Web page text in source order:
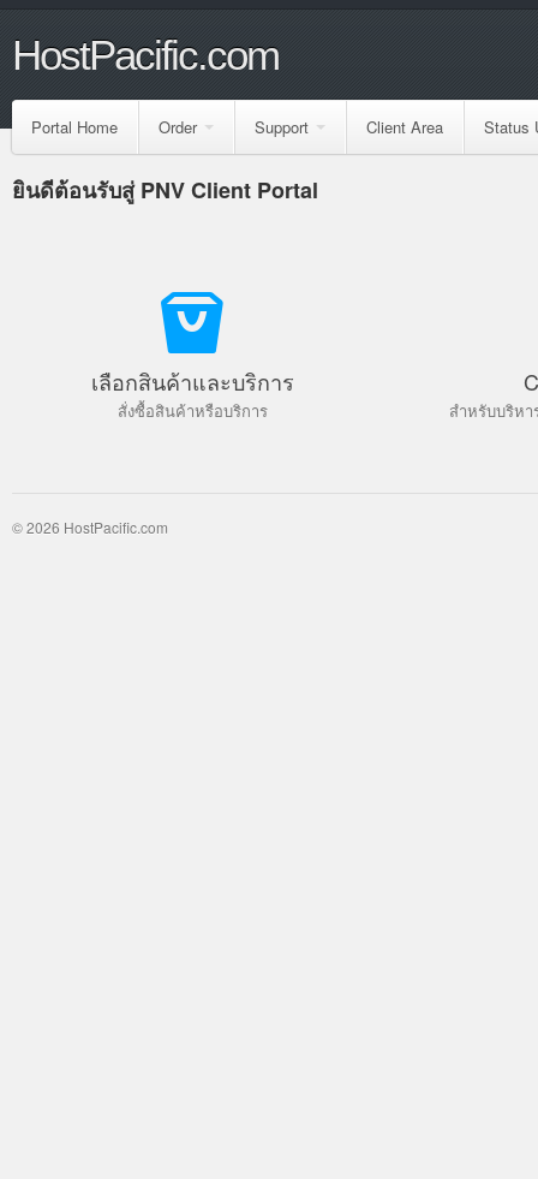
HostPacific.com
Portal Home Order Support Client Area Status
ยินดีต้อนรับสู่ PNV Client Portal
เลือกสินค้าและบริการ
สั่งซื้อสินค้าหรือบริการ สำหรับบริห
© 2026 HostPacific.com